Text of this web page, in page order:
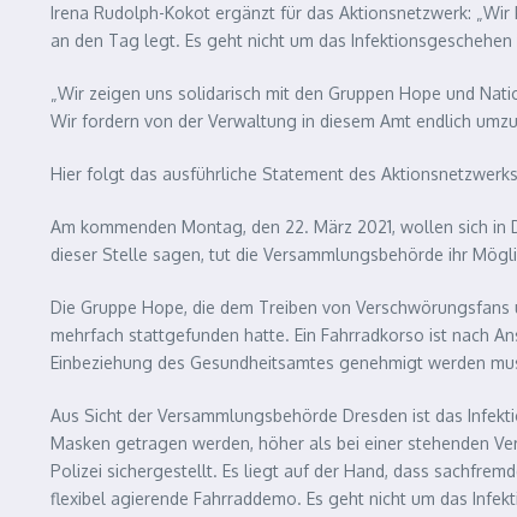
Irena Rudolph-Kokot ergänzt für das Aktionsnetzwerk:
an den Tag legt. Es geht nicht um das
„Wir zeigen uns solidarisch mit den Gruppen Hope und
Wir fordern von der Verwaltung in diesem Amt endlich
Hier folgt das ausführliche Statement des
Am kommenden Montag, den 22. März 2021, wollen sich
dieser Stelle sagen, tut die Versammlungsbehörde ihr
Die Gruppe Hope, die dem Treiben von
mehrfach stattgefunden hatte. Ein Fahrradkorso ist nach
Einbeziehung des Gesundheitsamtes genehmigt werden
Aus Sicht der Versammlungsbehörde Dresden ist das
Masken getragen werden, höher als bei einer stehenden
Polizei sichergestellt. Es liegt auf der Hand, dass
flexibel agierende Fahrraddemo. Es geht nicht um das